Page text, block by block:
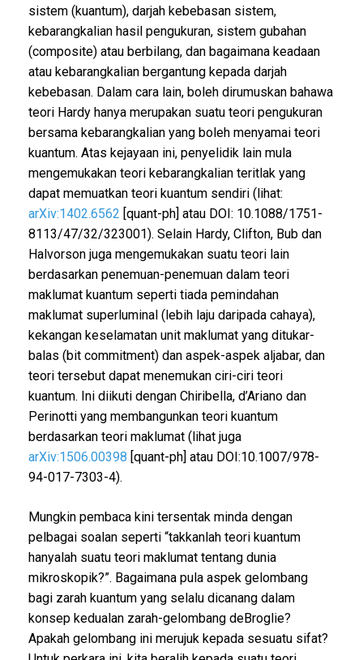
sistem (kuantum), darjah kebebasan sistem,
kebarangkalian hasil pengukuran, sistem gubahan
(composite) atau berbilang, dan bagaimana keadaan
atau kebarangkalian bergantung kepada darjah
kebebasan. Dalam cara lain, boleh dirumuskan bahawa
teori Hardy hanya merupakan suatu teori pengukuran
bersama kebarangkalian yang boleh menyamai teori
kuantum. Atas kejayaan ini, penyelidik lain mula
mengemukakan teori kebarangkalian teritlak yang
dapat memuatkan teori kuantum sendiri (lihat:
arXiv:1402.6562 [quant-ph] atau DOI: 10.1088/1751-
8113/47/32/323001). Selain Hardy, Clifton, Bub dan
Halvorson juga mengemukakan suatu teori lain
berdasarkan penemuan-penemuan dalam teori
maklumat kuantum seperti tiada pemindahan
maklumat superluminal (lebih laju daripada cahaya),
kekangan keselamatan unit maklumat yang ditukar-
balas (bit commitment) dan aspek-aspek aljabar, dan
teori tersebut dapat menemukan ciri-ciri teori
kuantum. Ini diikuti dengan Chiribella, d’Ariano dan
Perinotti yang membangunkan teori kuantum
berdasarkan teori maklumat (lihat juga
arXiv:1506.00398 [quant-ph] atau DOI:10.1007/978-
94-017-7303-4).
Mungkin pembaca kini tersentak minda dengan
pelbagai soalan seperti “takkanlah teori kuantum
hanyalah suatu teori maklumat tentang dunia
mikroskopik?”. Bagaimana pula aspek gelombang
bagi zarah kuantum yang selalu dicanang dalam
konsep kedualan zarah-gelombang deBroglie?
Apakah gelombang ini merujuk kepada sesuatu sifat?